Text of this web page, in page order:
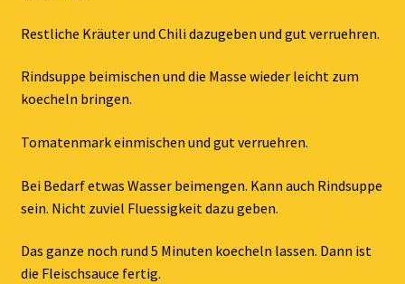
Restliche Kräuter und Chili dazugeben und gut verruehren.
Rindsuppe beimischen und die Masse wieder leicht zum
koecheln bringen.
Tomatenmark einmischen und gut verruehren.
Bei Bedarf etwas Wasser beimengen. Kann auch Rindsuppe
sein. Nicht zuviel Fluessigkeit dazu geben.
Das ganze noch rund 5 Minuten koecheln lassen. Dann ist
die Fleischsauce fertig.